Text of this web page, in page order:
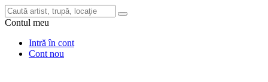
Contul meu
Intră în cont
Cont nou